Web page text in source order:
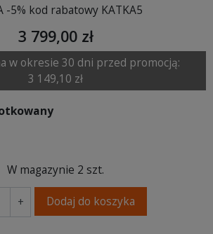
-5% kod rabatowy KATKA5
3 799,00 zł
w okresie 30 dni przed promocją:
3 149,10 zł
W magazynie 2 szt.
+ Dodaj do koszyka